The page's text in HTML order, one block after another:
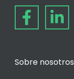
Sobre nosotros